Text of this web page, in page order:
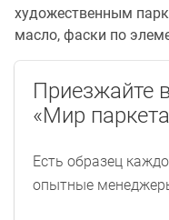
художественным
масло, фаски по
Приезжайте в
«Мир
Есть образец
опытные